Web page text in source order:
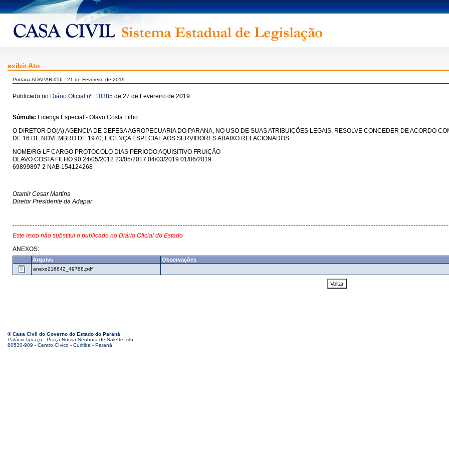
exibir Ato
Portaria ADAPAR 056 - 21 de Fevereiro de 2019
Publicado no Diário Oficial nº. 10385 de 27 de Fevereiro de 2019
Súmula: Licença Especial - Olavo Costa Filho.
O DIRETOR DO(A) AGENCIA DE DEFESA AGROPECUARIA DO PARANA, NO USO DE SUAS ATRIBUIÇÕES LEGAIS, RESOLVE CONCEDER DE ACORDO
DE 16 DE NOVEMBRO DE 1970, LICENÇA ESPECIAL AOS SERVIDORES ABAIXO RELACIONADOS :
NOME/RG LF CARGO PROTOCOLO DIAS PERIODO AQUISITIVO FRUIÇÃO
OLAVO COSTA FILHO 90 24/05/2012 23/05/2017 04/03/2019 01/06/2019
69899897 2 NAB 154124268
Otamir Cesar Martins
Diretor Presidente da Adapar
Este texto não substitui o publicado no Diário Oficial do Estado
ANEXOS:
Arquivo Observações
anexo216842_49788.pdf
© Casa Civil do Governo do Estado do Paraná
Palácio Iguaçu - Praça Nossa Senhora de Salette, s/n
80530-909 - Centro Cívico - Curitiba - Paraná